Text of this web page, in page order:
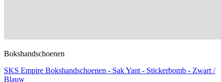
Bokshandschoenen
SKS Empire Bokshandschoenen - Sak Yant - Stickerbomb - Zwart /
Blauw